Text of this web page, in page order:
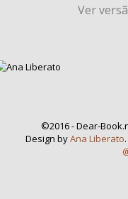
Ver
©2016 - Dear-
Design byAna Liberato